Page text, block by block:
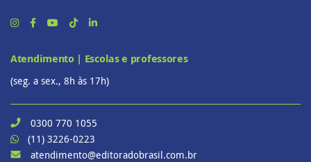
Atendimento | Escolas e professores
(seg. a sex., 8h às 17h)
0300 770 1055
(11) 3226-0223
atendimento@editoradobrasil.com.br